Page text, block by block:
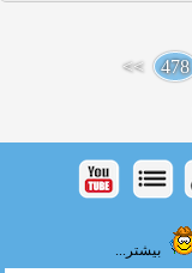
478
>>
بیشتر...